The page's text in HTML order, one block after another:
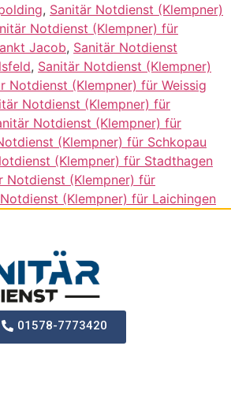
, Sanitär Notdienst (Klempner)
Notdienst (Klempner) für
Jacob, Sanitär Notdienst
, Sanitär Notdienst (Klempner)
Notdienst (Klempner) für Weissig
Notdienst (Klempner) für
Notdienst (Klempner) für
(Klempner) für Schkopau
(Klempner) für Stadthagen
Notdienst (Klempner) für
(Klempner) für Laichingen
01578-7773420